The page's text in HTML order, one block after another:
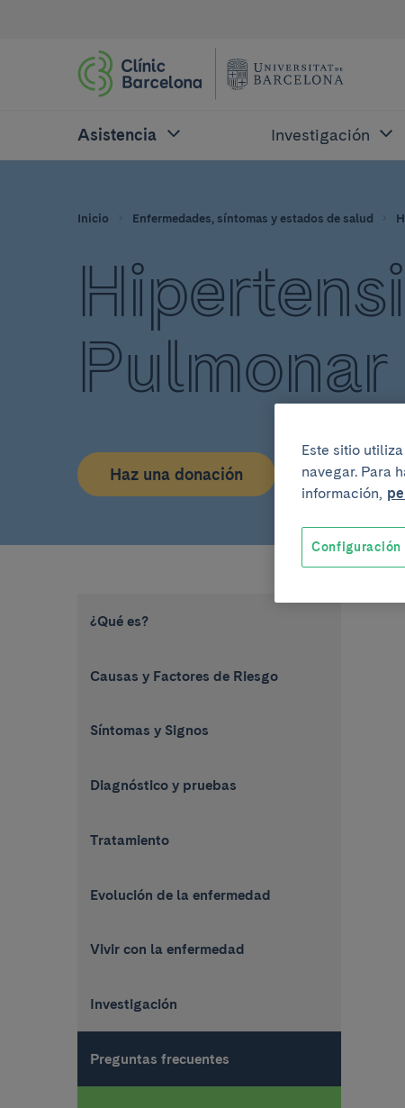
Asistencia Investigación
Inicio Enfermedades, síntomas y estados de salud
Pulmonar
Haz una donación
¿Qué es?
Causas y Factores de Riesgo
Síntomas y Signos
Diagnóstico y pruebas
Tratamiento
Evolución de la enfermedad
Vivir con la enfermedad
Investigación
Preguntas frecuentes
Este sitio
navegar. Para
información,
Configuración